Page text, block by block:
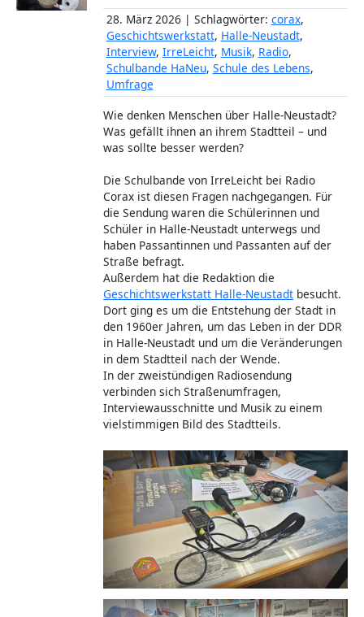
28. März 2026 | Schlagwörter: corax,
Geschichtswerkstatt, Halle-Neustadt,
Interview, IrreLeicht, Musik, Radio,
Schulbande HaNeu, Schule des Lebens,
Umfrage
Wie denken Menschen über Halle-Neustadt?
Was gefällt ihnen an ihrem Stadtteil – und
was sollte besser werden?
Die Schulbande von IrreLeicht bei Radio
Corax ist diesen Fragen nachgegangen. Für
die Sendung waren die Schülerinnen und
Schüler in Halle-Neustadt unterwegs und
haben Passantinnen und Passanten auf der
Straße befragt.
Außerdem hat die Redaktion die
Geschichtswerkstatt Halle-Neustadt besucht.
Dort ging es um die Entstehung der Stadt in
den 1960er Jahren, um das Leben in der DDR
in Halle-Neustadt und um die Veränderungen
in dem Stadtteil nach der Wende.
In der zweistündigen Radiosendung
verbinden sich Straßenumfragen,
Interviewausschnitte und Musik zu einem
vielstimmigen Bild des Stadtteils.